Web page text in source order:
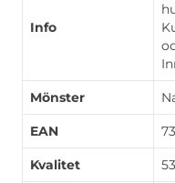
Info
Mönster
EAN
Kvalitet